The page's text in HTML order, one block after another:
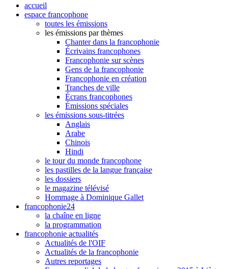
accueil
espace francophone
toutes les émissions
les émissions par thèmes
Chanter dans la francophonie
Écrivains francophones
Francophonie sur scènes
Gens de la francophonie
Francophonie en création
Tranches de ville
Écrans francophones
Émissions spéciales
les émissions sous-titrées
Anglais
Arabe
Chinois
Hindi
le tour du monde francophone
les pastilles de la langue française
les dossiers
le magazine télévisé
Hommage à Dominique Gallet
francophonie24
la chaîne en ligne
la programmation
francophonie actualités
Actualités de l'OIF
Actualités de la francophonie
Autres reportages